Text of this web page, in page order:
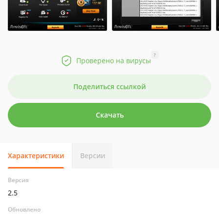
Проверено на вирусы
?
Поделиться ссылкой
Скачать
Характеристики Версии
Версия
2.5
Обновлено